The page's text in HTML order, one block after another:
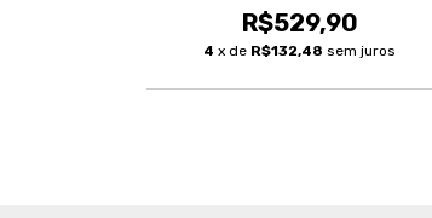
R$529,90
4 x de R$132,48 sem juros